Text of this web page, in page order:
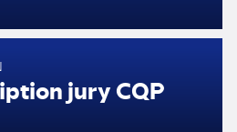
jury CQP